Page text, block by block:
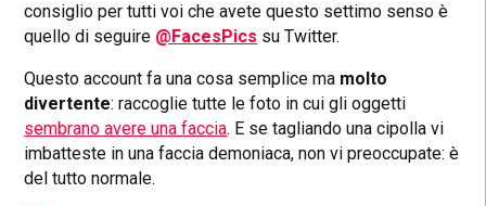
consiglio per tutti voi che avete questo settimo senso è
quello di seguire @FacesPics su Twitter.
Questo account fa una cosa semplice ma molto
divertente: raccoglie tutte le foto in cui gli oggetti
sembrano avere una faccia. E se tagliando una cipolla vi
imbatteste in una faccia demoniaca, non vi preoccupate: è
del tutto normale.